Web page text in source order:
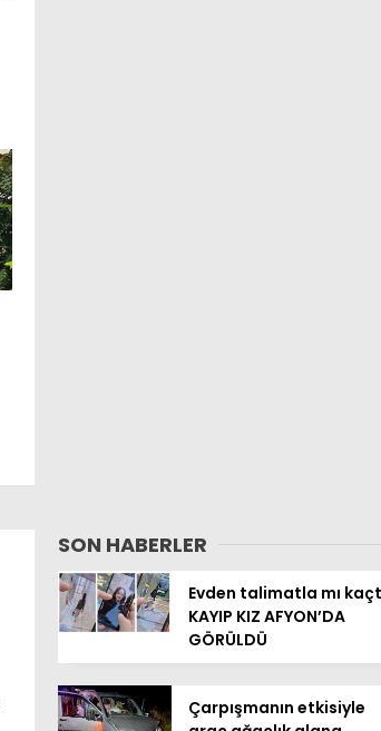
SON HABERLER
Evden talimatla mı
KAYIP KIZ AFYON’DA
GÖRÜLDÜ
Çarpışmanın etkisiyle